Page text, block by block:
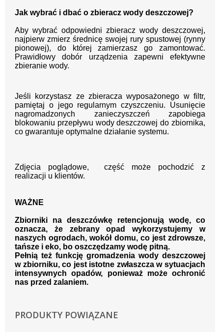
Jak wybrać i dbać o zbieracz wody deszczowej?
Aby wybrać odpowiedni zbieracz wody deszczowej,
najpierw zmierz średnicę swojej rury spustowej (rynny
pionowej), do której zamierzasz go zamontować.
Prawidłowy dobór urządzenia zapewni efektywne
zbieranie wody.
Jeśli korzystasz ze zbieracza wyposażonego w filtr,
pamiętaj o jego regularnym czyszczeniu. Usunięcie
nagromadzonych zanieczyszczeń zapobiega
blokowaniu przepływu wody deszczowej do zbiornika,
co gwarantuje optymalne działanie systemu.
Zdjęcia poglądowe, część może pochodzić z
realizacji u klientów.
WAŻNE
Zbiorniki na deszczówkę retencjonują wodę, co
oznacza, że zebrany opad wykorzystujemy w
naszych ogrodach, wokół domu, co jest zdrowsze,
tańsze i eko, bo oszczędzamy wodę pitną.
Pełnią też funkcję gromadzenia wody deszczowej
w zbiorniku, co jest istotne zwłaszcza w sytuacjach
intensywnych opadów, ponieważ może ochronić
nas przed zalaniem.
PRODUKTY POWIĄZANE